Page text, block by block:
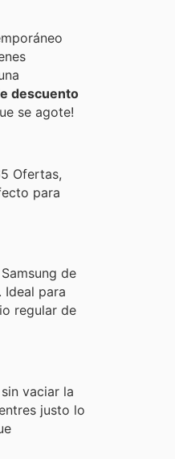
descuento
se agote!
Ofertas,
para
de
para
regular de
vaciar la
justo lo